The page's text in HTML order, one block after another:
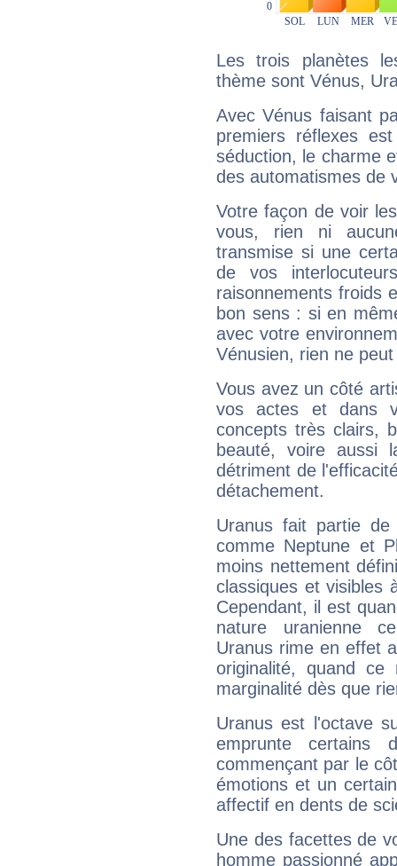
Les trois planètes
thème sont Vénus,
Avec Vénus faisant
premiers réflexes
séduction, le charme
des automatismes de
Votre façon de voir
vous, rien ni
transmise si une
de vos
raisonnements froids
bon sens : si en
avec votre
Vénusien, rien ne
Vous avez un côté
vos actes et dans
concepts très clairs,
beauté, voire aussi
détriment de
détachement.
Uranus fait partie
comme Neptune et
moins nettement
classiques et visibles
Cependant, il est
nature uranienne
Uranus rime en effet
originalité, quand ce
marginalité dès que
Uranus est l'octave
emprunte
commençant par le
émotions et un
affectif en dents de
Une des facettes de
homme passionné